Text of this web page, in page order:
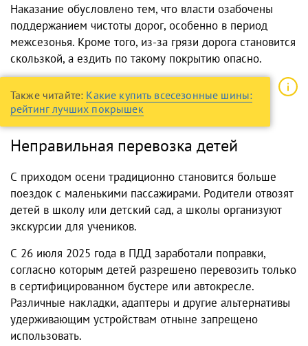
Наказание обусловлено тем, что власти озабочены
поддержанием чистоты дорог, особенно в период
межсезонья. Кроме того, из-за грязи дорога становится
скользкой, а ездить по такому покрытию опасно.
Также читайте: Какие купить всесезонные шины:
рейтинг лучших покрышек
Неправильная перевозка детей
С приходом осени традиционно становится больше
поездок с маленькими пассажирами. Родители отвозят
детей в школу или детский сад, а школы организуют
экскурсии для учеников.
С 26 июля 2025 года в ПДД заработали поправки,
согласно которым детей разрешено перевозить только
в сертифицированном бустере или автокресле.
Различные накладки, адаптеры и другие альтернативы
удерживающим устройствам отныне запрещено
использовать.